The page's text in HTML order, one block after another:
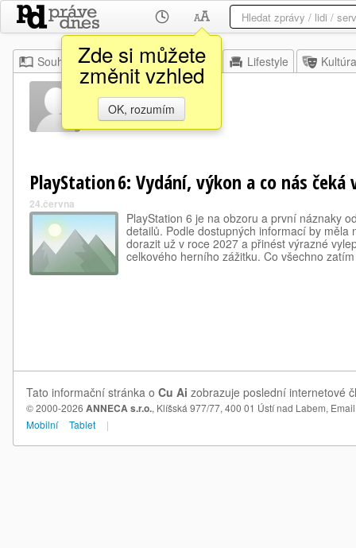
Zde si můžete
změnit vzhled
OK, rozumím
Souhrn Moje Z domova Lifestyle Kultúra
Cu Ai
PlayStation 6: Vydání, výkon a co nás
24.června
PlayStation 6 je na obzoru a první náznaky
detailů. Podle dostupných informací by měla
dorazit už v roce 2027 a přinést výrazné
celkového herního zážitku. Co všechno
Tato informační stránka o Cu Ai zobrazuje poslední internetové
© 2000-2026 ANNECA s.r.o., Klíšská 977/77, 400 01 Ústí nad Labem,
Mobilní
Tablet |